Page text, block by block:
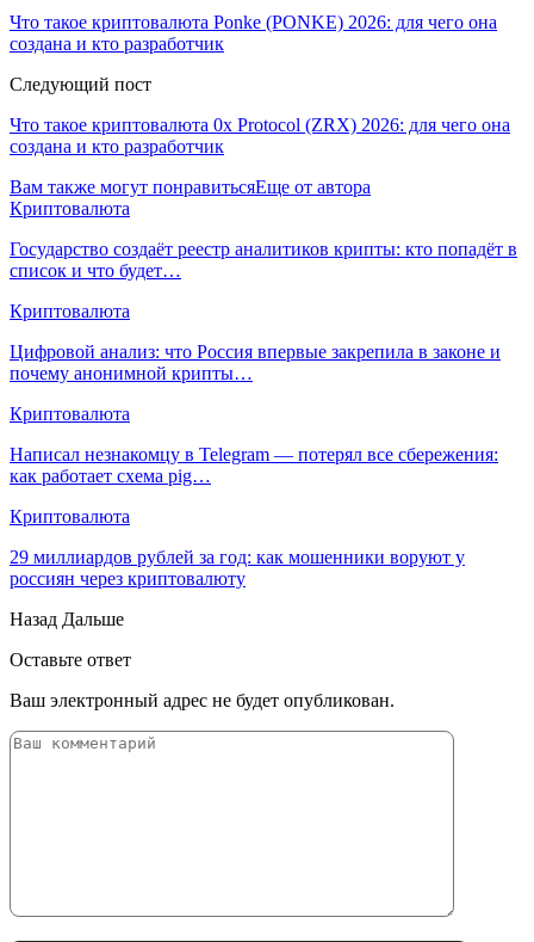
Что такое криптовалюта Ponke (PONKE) 2026: для чего она
создана и кто разработчик
Следующий пост
Что такое криптовалюта 0x Protocol (ZRX) 2026: для чего она
создана и кто разработчик
Вам также могут понравитьсяЕще от автора
Криптовалюта
Государство создаёт реестр аналитиков крипты: кто попадёт в
список и что будет…
Криптовалюта
Цифровой анализ: что Россия впервые закрепила в законе и
почему анонимной крипты…
Криптовалюта
Написал незнакомцу в Telegram — потерял все сбережения:
как работает схема pig…
Криптовалюта
29 миллиардов рублей за год: как мошенники воруют у
россиян через криптовалюту
Назад Дальше
Оставьте ответ
Ваш электронный адрес не будет опубликован.